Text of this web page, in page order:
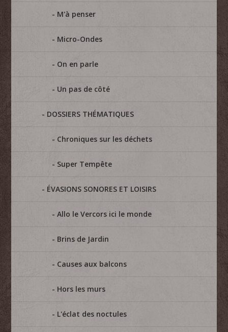
M'à penser
Micro-Ondes
On en parle
Un pas de côté
DOSSIERS THÉMATIQUES
Chroniques sur les déchets
Super Tempête
ÉVASIONS SONORES ET LOISIRS
Allo le Vercors ici le monde
Brins de Jardin
Causes aux balcons
Hors les murs
L'éclat des noctules